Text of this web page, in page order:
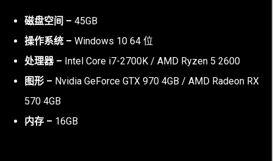
磁盘空间 – 45GB
操作系统 – Windows 10 64 位
处理器 – Intel Core i7-2700K / AMD Ryzen 5 2600
图形 – Nvidia GeForce GTX 970 4GB / AMD Radeon RX
570 4GB
内存 – 16GB